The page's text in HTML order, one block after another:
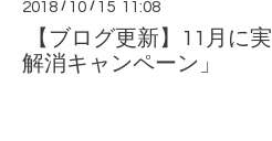
2018 / 10 / 15 11:08
【ブログ更新】11月に
解消キャンペーン」